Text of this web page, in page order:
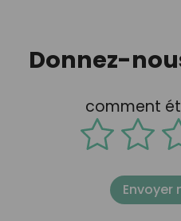
Donnez-
comment
Envoyer